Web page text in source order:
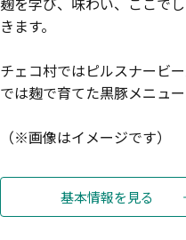
きます。
チェコ村ではピルスナービ
では麹で育てた黒豚メニュー
（※画像はイメージです）
基本情報を見る